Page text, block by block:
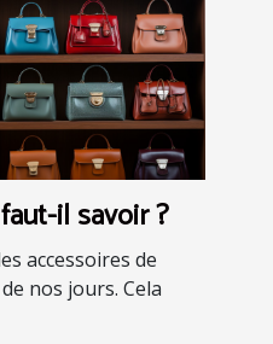
il savoir ?
accessoires de
nos jours. Cela